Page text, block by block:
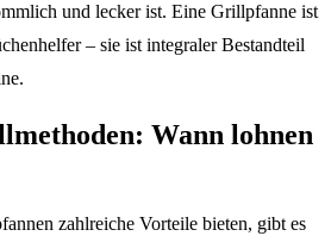
und lecker ist. Eine Grillpfanne ist
– sie ist integraler Bestandteil
Wann lohnen
zahlreiche Vorteile bieten, gibt es